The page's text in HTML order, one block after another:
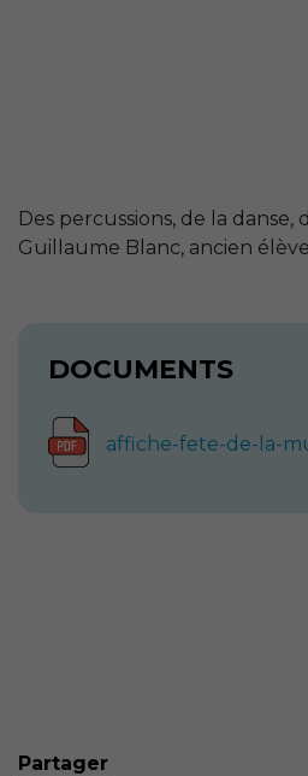
Des percussions, de la
Guillaume Blanc, ancien élève
DOCUMENTS
affiche-fete-de-la-
Partager